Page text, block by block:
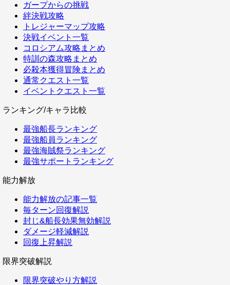
ガープからの挑戦
絆決戦攻略
トレジャーマップ攻略
決戦イベント一覧
コロシアム攻略まとめ
特訓の森攻略まとめ
必殺本獲得冒険まとめ
通常クエスト一覧
イベントクエスト一覧
ランキング/キャラ比較
最強船長ランキング
最強船員ランキング
最強海賊祭ランキング
最強サポートランキング
能力解放
能力解放の記事一覧
毎ターン回復解説
封じ&船長効果無効解説
ダメージ軽減解説
回復上昇解説
限界突破解説
限界突破やり方解説